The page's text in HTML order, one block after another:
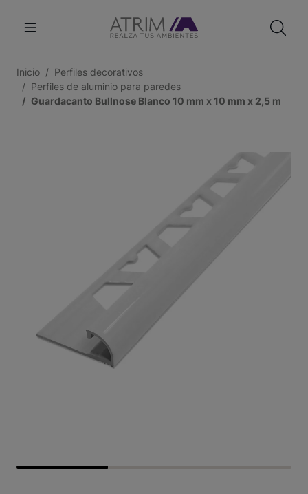
Inicio
Perfiles decorativos
Perfiles de aluminio para paredes
Guardacanto Bullnose Blanco 10 mm x 10 mm x 2,5 m